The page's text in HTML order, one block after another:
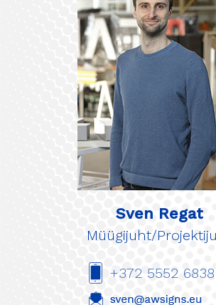
Sven Regat
Müügijuht/
+372 5552 6838